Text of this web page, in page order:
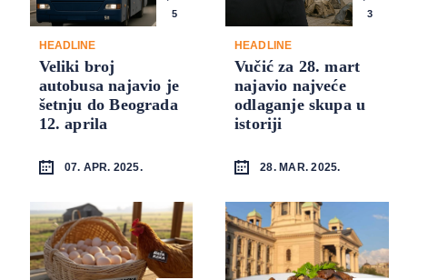
5
HEADLINE
Veliki broj
autobusa najavio je
šetnju do Beograda
12. aprila
07. APR. 2025.
3
HEADLINE
Vučić za 28. mart
najavio najveće
odlaganje skupa u
istoriji
28. MAR. 2025.